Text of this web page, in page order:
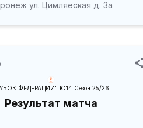
ул. Цимляеская д. 3а
ФЕДЕРАЦИИ" Ю14 Сезон 25/26
Результат матча